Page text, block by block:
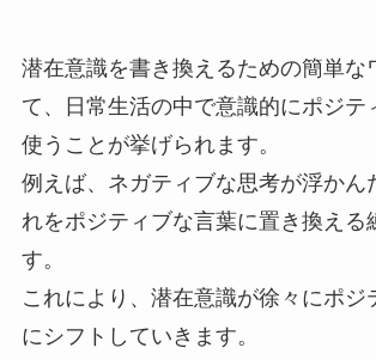
潜在意識を書き換えるための簡単な
て、日常生活の中で意識的にポジテ
使うことが挙げられます。
例えば、ネガティブな思考が浮かん
れをポジティブな言葉に置き換える
す。
これにより、潜在意識が徐々にポジ
にシフトしていきます。